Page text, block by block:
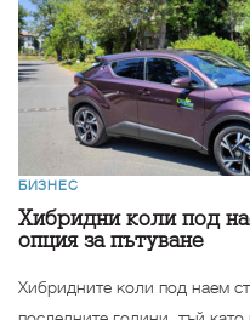
БИЗНЕС
Хибридни коли под
опция за пътуване
Хибридните коли под наем